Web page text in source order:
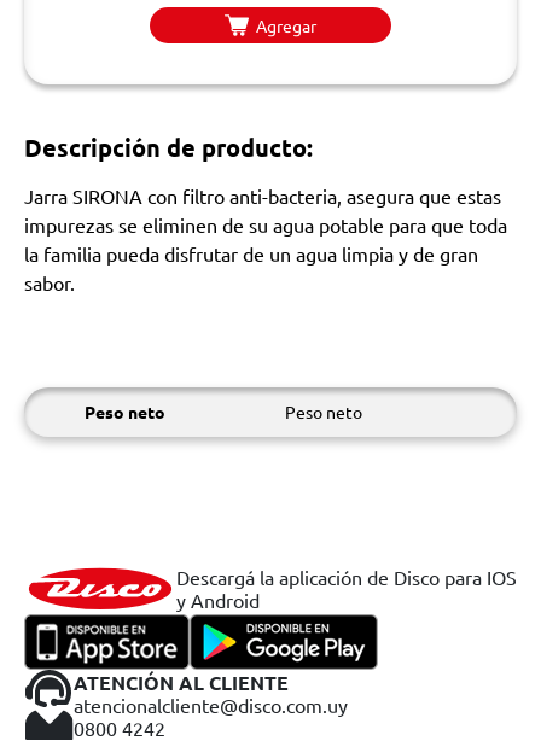
Agregar
Descripción de producto:
Jarra SIRONA con filtro anti-bacteria, asegura que estas
impurezas se eliminen de su agua potable para que toda
la familia pueda disfrutar de un agua limpia y de gran
sabor.
Peso neto Peso neto
Descargá la aplicación de Disco para IOS
y Android
ATENCIÓN AL CLIENTE
atencionalcliente@disco.com.uy
0800 4242